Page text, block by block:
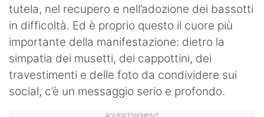
tutela, nel recupero e nell’adozione dei bassotti
in difficoltà. Ed è proprio questo il cuore più
importante della manifestazione: dietro la
simpatia dei musetti, dei cappottini, dei
travestimenti e delle foto da condividere sui
social, c’è un messaggio serio e profondo.